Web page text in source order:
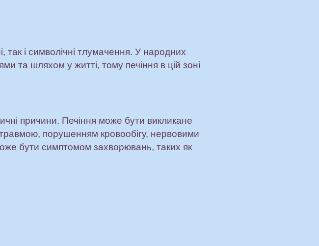
так і символічні тлумачення. У народних
та шляхом у житті, тому печіння в цій зоні
причини. Печіння може бути викликане
порушенням кровообігу, нервовими
бути симптомом захворювань, таких як